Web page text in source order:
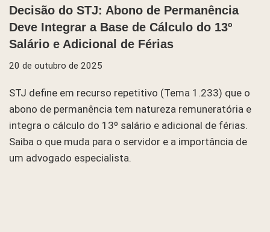
Decisão do STJ: Abono de Permanência
Deve Integrar a Base de Cálculo do 13º
Salário e Adicional de Férias
20 de outubro de 2025
STJ define em recurso repetitivo (Tema 1.233) que o
abono de permanência tem natureza remuneratória e
integra o cálculo do 13º salário e adicional de férias.
Saiba o que muda para o servidor e a importância de
um advogado especialista.